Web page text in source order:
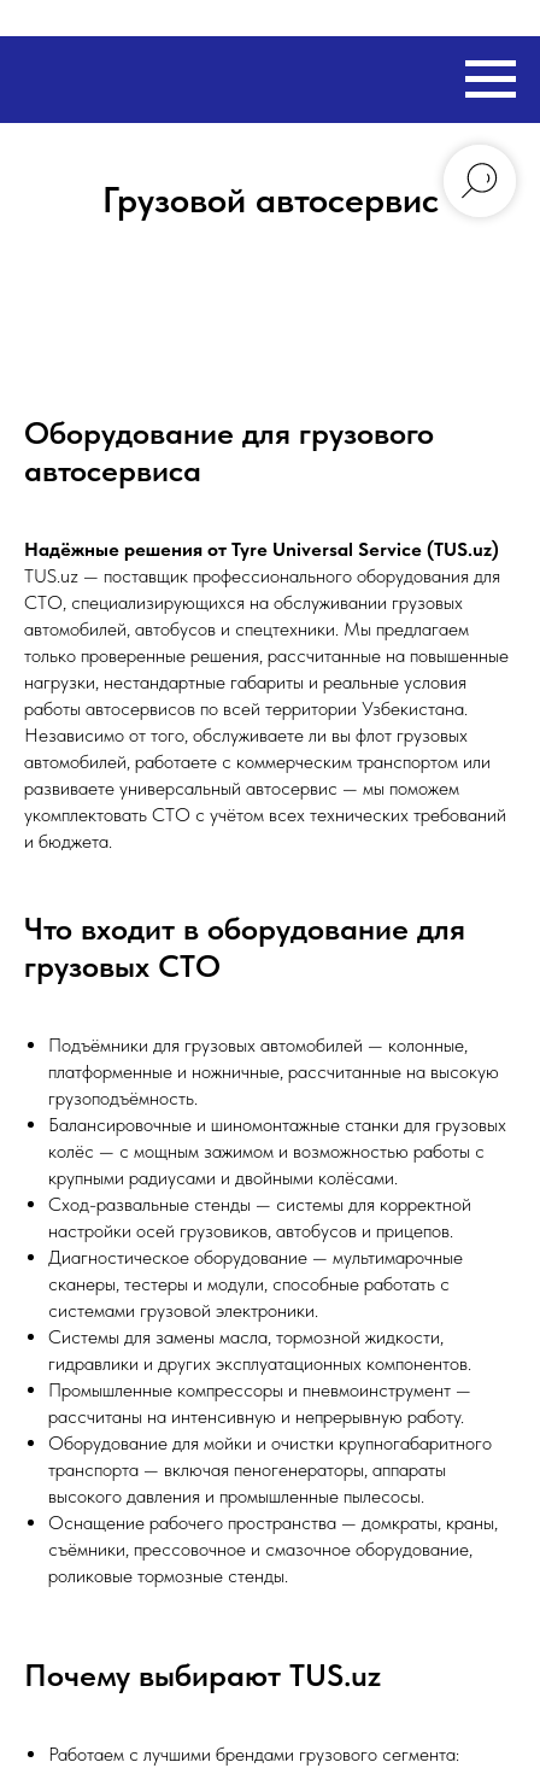
Грузовой автосервис
Оборудование для грузового
автосервиса
Надёжные решения от Tyre Universal Service (TUS.uz)
TUS.uz — поставщик профессионального оборудования для
СТО, специализирующихся на обслуживании грузовых
автомобилей, автобусов и спецтехники. Мы предлагаем
только проверенные решения, рассчитанные на повышенные
нагрузки, нестандартные габариты и реальные условия
работы автосервисов по всей территории Узбекистана.
Независимо от того, обслуживаете ли вы флот грузовых
автомобилей, работаете с коммерческим транспортом или
развиваете универсальный автосервис — мы поможем
укомплектовать СТО с учётом всех технических требований
и бюджета.
Что входит в оборудование для
грузовых СТО
Подъёмники для грузовых автомобилей — колонные,
платформенные и ножничные, рассчитанные на высокую
грузоподъёмность.
Балансировочные и шиномонтажные станки для грузовых
колёс — с мощным зажимом и возможностью работы с
крупными радиусами и двойными колёсами.
Сход-развальные стенды — системы для корректной
настройки осей грузовиков, автобусов и прицепов.
Диагностическое оборудование — мультимарочные
сканеры, тестеры и модули, способные работать с
системами грузовой электроники.
Системы для замены масла, тормозной жидкости,
гидравлики и других эксплуатационных компонентов.
Промышленные компрессоры и пневмоинструмент —
рассчитаны на интенсивную и непрерывную работу.
Оборудование для мойки и очистки крупногабаритного
транспорта — включая пеногенераторы, аппараты
высокого давления и промышленные пылесосы.
Оснащение рабочего пространства — домкраты, краны,
съёмники, прессовочное и смазочное оборудование,
роликовые тормозные стенды.
Почему выбирают TUS.uz
Работаем с лучшими брендами грузового сегмента: